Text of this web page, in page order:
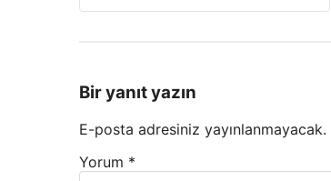
Bir yanıt yazın
E-posta adresiniz yayınlanmayacak.
Yorum *